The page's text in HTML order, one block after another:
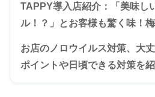
TAPPY導入店紹介：「美味し
ル！？」とお客様も驚く味！梅
お店のノロウイルス対策、大
ポイントや日頃できる対策を